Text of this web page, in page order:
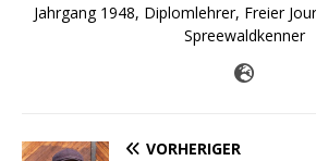
Jahrgang 1948, Diplomlehrer, Freier
Spreewaldkenner
VORHERIGER